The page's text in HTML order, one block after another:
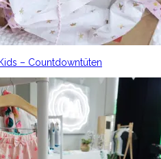
– Countdowntüten